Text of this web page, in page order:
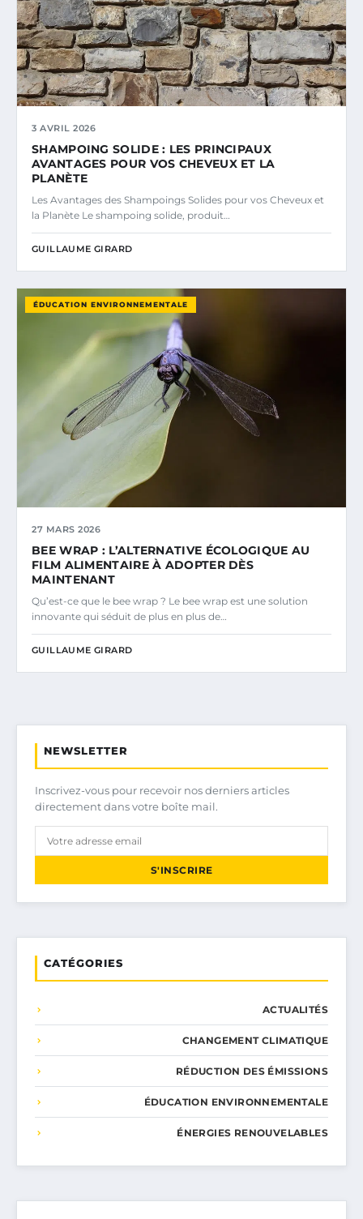
3 AVRIL 2026
SHAMPOING SOLIDE : LES PRINCIPAUX
AVANTAGES POUR VOS CHEVEUX ET LA
PLANÈTE
Les Avantages des Shampoings Solides pour vos Cheveux et
la Planète Le shampoing solide, produit…
GUILLAUME GIRARD
ÉDUCATION ENVIRONNEMENTALE
27 MARS 2026
BEE WRAP : L’ALTERNATIVE ÉCOLOGIQUE AU
FILM ALIMENTAIRE À ADOPTER DÈS
MAINTENANT
Qu’est-ce que le bee wrap ? Le bee wrap est une solution
innovante qui séduit de plus en plus de…
GUILLAUME GIRARD
NEWSLETTER
Inscrivez-vous pour recevoir nos derniers articles
directement dans votre boîte mail.
S'INSCRIRE
CATÉGORIES
ACTUALITÉS
CHANGEMENT CLIMATIQUE
RÉDUCTION DES ÉMISSIONS
ÉDUCATION ENVIRONNEMENTALE
ÉNERGIES RENOUVELABLES